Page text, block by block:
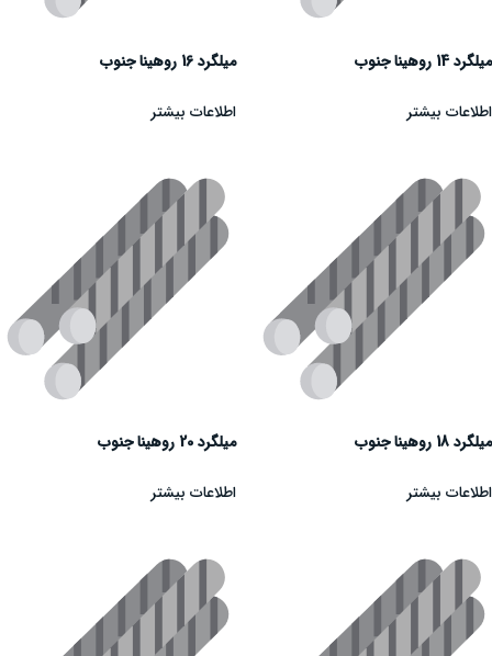
میلگرد 14 روهینا جنوب
اطلاعات بیشتر
میلگرد 16 روهینا جنوب
اطلاعات بیشتر
میلگرد 18 روهینا جنوب
اطلاعات بیشتر
میلگرد 20 روهینا جنوب
اطلاعات بیشتر